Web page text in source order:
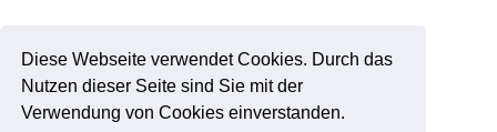
Diese Webseite verwendet Cookies. Durch das
Nutzen dieser Seite sind Sie mit der
Verwendung von Cookies einverstanden.